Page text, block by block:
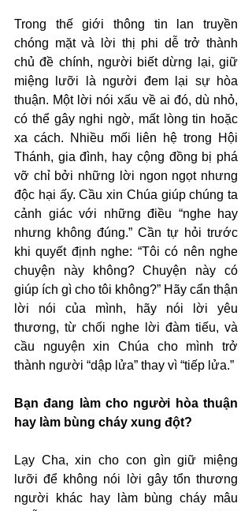
Trong thế giới thông tin lan truyền
chóng mặt và lời thị phi dễ trở thành
chủ đề chính, người biết dừng lại, giữ
miệng lưỡi là người đem lại sự hòa
thuận. Một lời nói xấu về ai đó, dù nhỏ,
có thể gây nghi ngờ, mất lòng tin hoặc
xa cách. Nhiều mối liên hệ trong Hội
Thánh, gia đình, hay cộng đồng bị phá
vỡ chỉ bởi những lời ngon ngọt nhưng
độc hại ấy. Cầu xin Chúa giúp chúng ta
cảnh giác với những điều “nghe hay
nhưng không đúng.” Cần tự hỏi trước
khi quyết định nghe: “Tôi có nên nghe
chuyện này không? Chuyện này có
giúp ích gì cho tôi không?” Hãy cẩn thận
lời nói của mình, hãy nói lời yêu
thương, từ chối nghe lời đàm tiếu, và
cầu nguyện xin Chúa cho mình trở
thành người “dập lửa” thay vì “tiếp lửa.”
Bạn đang làm cho người hòa thuận
hay làm bùng cháy xung đột?
Lạy Cha, xin cho con gìn giữ miệng
lưỡi để không nói lời gây tổn thương
người khác hay làm bùng cháy mâu